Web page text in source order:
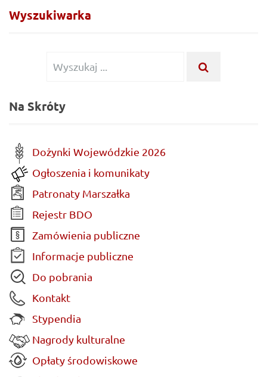
Wyszukiwarka
Wyszukiwanie
Na Skróty
Dożynki Wojewódzkie 2026
Ogłoszenia i komunikaty
Patronaty Marszałka
Rejestr BDO
Zamówienia publiczne
Informacje publiczne
Do pobrania
Kontakt
Stypendia
Nagrody kulturalne
Opłaty środowiskowe